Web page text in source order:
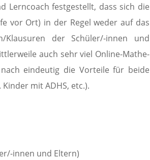
Lerncoach festgestellt, dass sich die
vor Ort) in der Regel weder auf das
der Schüler/-innen und
auch sehr viel Online-Mathe-
eindeutig die Vorteile für beide
mit ADHS, etc.).
innen und Eltern)